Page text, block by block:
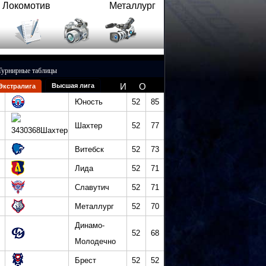
Локомотив Металлург
таблицы
Высшая лига И О
Юность 52 85
Шахтер 52 77
Витебск 52 73
Лида 52 71
Славутич 52 71
Металлург 52 70
Динамо-
Молодечно
52 68
Брест 52 52